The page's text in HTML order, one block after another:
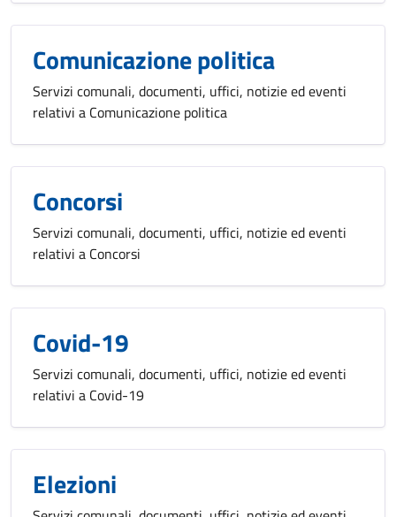
Comunicazione politica
Servizi comunali, documenti, uffici, notizie ed eventi
relativi a Comunicazione politica
Concorsi
Servizi comunali, documenti, uffici, notizie ed eventi
relativi a Concorsi
Covid-19
Servizi comunali, documenti, uffici, notizie ed eventi
relativi a Covid-19
Elezioni